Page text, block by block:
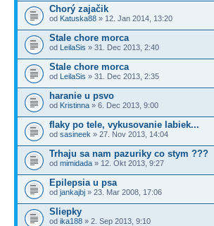
Chorý zajačik
od Katuska88 » 12. Jan 2014, 13:20
Stale chore morca
od LeilaSis » 31. Dec 2013, 2:40
Stale chore morca
od LeilaSis » 31. Dec 2013, 2:35
haranie u psvo
od Kristinna » 6. Dec 2013, 9:00
flaky po tele, vykusovanie labiek...
od sasineek » 27. Nov 2013, 14:04
Trhaju sa nam pazuriky co stym ???
od mimidada » 12. Okt 2013, 9:27
Epilepsia u psa
od jankajbj » 23. Mar 2008, 17:06
Sliepky
od ika188 » 2. Sep 2013, 9:10